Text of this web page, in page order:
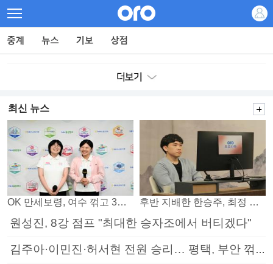
최신 뉴스
OK 만세보령, 여수 꺾고 3연패 탈출 후반 지배한 한승주, 최정 꺾고 8강 진출
원성진, 8강 점프 "최대한 승자조에서 버티겠다"
김주아·이민진·허서현 전원 승리… 평택, 부안 꺾고 5연승